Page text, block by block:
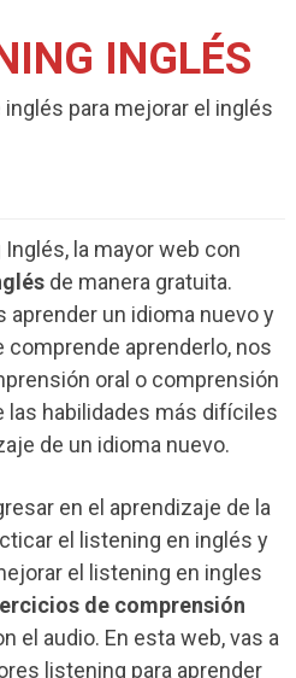
INGLÉS
para mejorar el inglés
la mayor web con
de manera gratuita.
aprender un idioma nuevo y
comprende aprenderlo, nos
oral o comprensión
las habilidades más difíciles
de un idioma nuevo.
en el aprendizaje de la
el listening en inglés y
el listening en ingles
de comprensión
el audio. En esta web, vas a
listening para aprender